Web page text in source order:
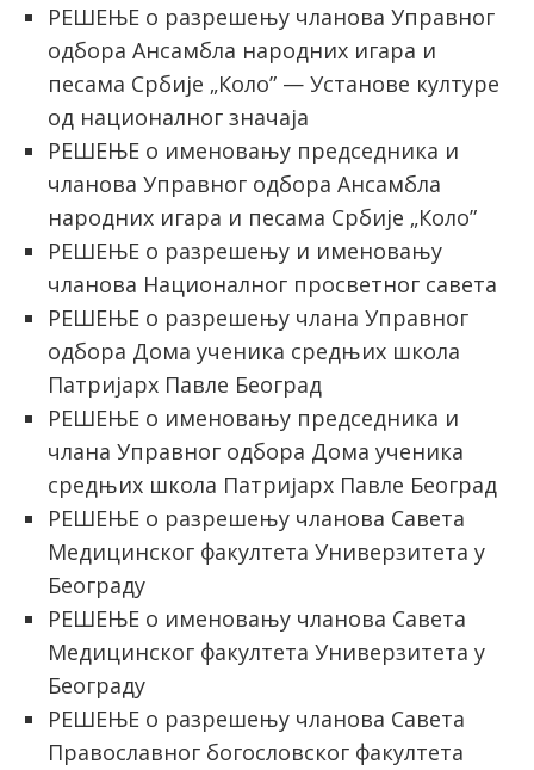
РЕШЕЊЕ о разрешењу чланова Управног
одбора Ансамбла народних игара и
песама Србије „Коло” — Установе културе
од националног значаја
РЕШЕЊЕ o именовању председника и
чланова Управног одбора Ансамбла
народних игара и песама Србије „Коло”
РЕШЕЊЕ о разрешењу и именовању
чланова Националног просветног савета
РЕШЕЊЕ о разрешењу члана Управног
одбора Дома ученика средњих школа
Патријарх Павле Београд
РЕШЕЊЕ о именовању председника и
члана Управног одбора Дома ученика
средњих школа Патријарх Павле Београд
РЕШЕЊЕ о разрешењу чланова Савета
Медицинског факултета Универзитета у
Београду
РЕШЕЊЕ о именовању чланова Савета
Медицинског факултета Универзитета у
Београду
РЕШЕЊЕ о разрешењу чланова Савета
Православног богословског факултета